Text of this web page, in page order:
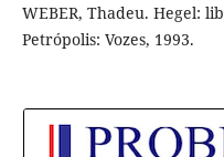
WEBER, Thadeu. Hegel:
Petrópolis: Vozes, 1993.